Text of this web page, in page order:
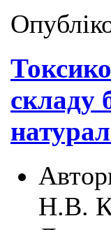
складу
Н.В.